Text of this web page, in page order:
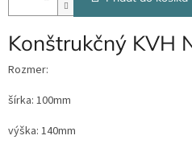
Konštrukčný KVH
Rozmer:
šírka: 100mm
výška: 140mm